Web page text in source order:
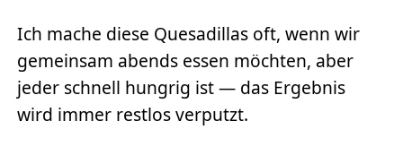
Ich mache diese Quesadillas oft, wenn wir
gemeinsam abends essen möchten, aber
jeder schnell hungrig ist — das Ergebnis
wird immer restlos verputzt.